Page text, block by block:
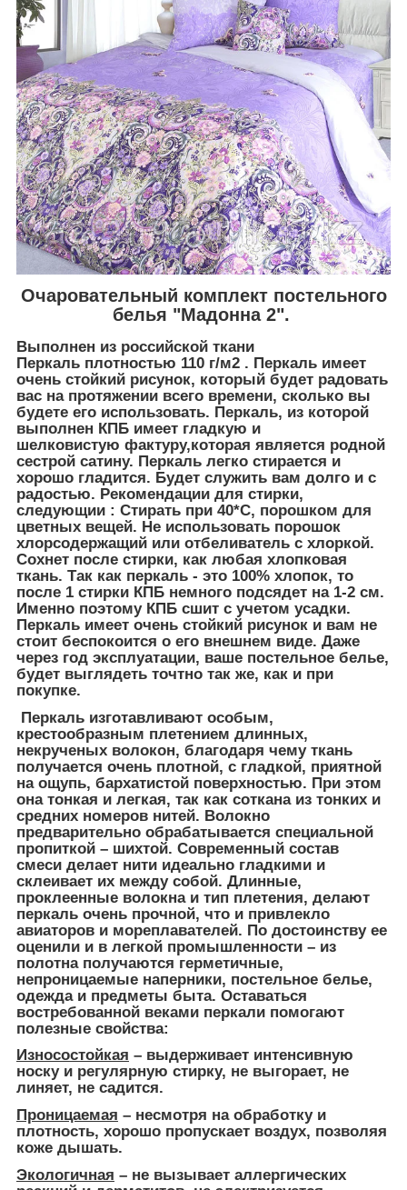
Очаровательный комплект постельного
белья "Мадонна 2".
Выполнен из российской ткани
Перкаль плотностью 110 г/м2 . Перкаль имеет
очень стойкий рисунок, который будет радовать
вас на протяжении всего времени, сколько вы
будете его использовать. Перкаль, из которой
выполнен КПБ имеет гладкую и
шелковистую фактуру,которая является родной
сестрой сатину. Перкаль легко стирается и
хорошо гладится. Будет служить вам долго и с
радостью. Рекомендации для стирки,
следующии : Стирать при 40*С, порошком для
цветных вещей. Не использовать порошок
хлорсодержащий или отбеливатель с хлоркой.
Сохнет после стирки, как любая хлопковая
ткань. Так как перкаль - это 100% хлопок, то
после 1 стирки КПБ немного подсядет на 1-2 см.
Именно поэтому КПБ сшит с учетом усадки.
Перкаль имеет очень стойкий рисунок и вам не
стоит беспокоится о его внешнем виде. Даже
через год эксплуатации, ваше постельное белье,
будет выглядеть точтно так же, как и при
покупке.
Перкаль изготавливают особым,
крестообразным плетением длинных,
некрученых волокон, благодаря чему ткань
получается очень плотной, с гладкой, приятной
на ощупь, бархатистой поверхностью. При этом
она тонкая и легкая, так как соткана из тонких и
средних номеров нитей. Волокно
предварительно обрабатывается специальной
пропиткой – шихтой. Современный состав
смеси делает нити идеально гладкими и
склеивает их между собой. Длинные,
проклеенные волокна и тип плетения, делают
перкаль очень прочной, что и привлекло
авиаторов и мореплавателей. По достоинству ее
оценили и в легкой промышленности – из
полотна получаются герметичные,
непроницаемые наперники, постельное белье,
одежда и предметы быта. Оставаться
востребованной веками перкали помогают
полезные свойства:
Износостойкая – выдерживает интенсивную
носку и регулярную стирку, не выгорает, не
линяет, не садится.
Проницаемая – несмотря на обработку и
плотность, хорошо пропускает воздух, позволяя
коже дышать.
Экологичная – не вызывает аллергических